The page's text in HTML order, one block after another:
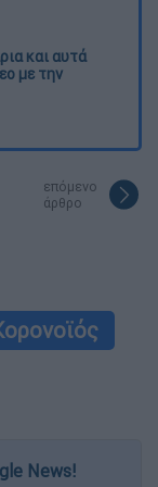
και αυτά
με την
επόμενο
άρθρο
News!